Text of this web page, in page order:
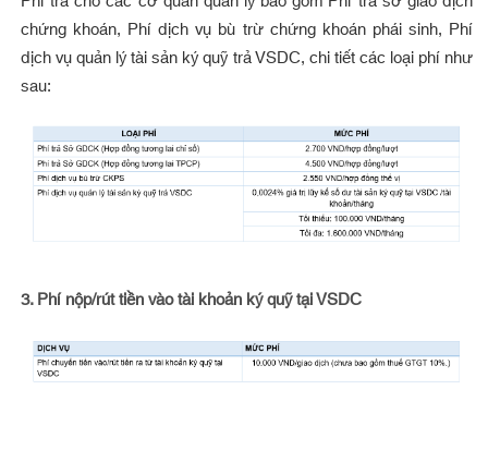
chứng khoán, Phí dịch vụ bù trừ chứng khoán phái sinh, Phí
dịch vụ quản lý tài sản ký quỹ trả VSDC, chi tiết các loại phí như
sau:
3.Phí nộp/rút tiền vào tài khoản ký quỹ tại VSDC